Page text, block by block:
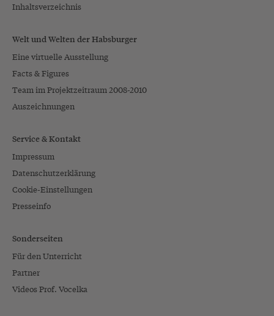
Inhaltsverzeichnis
Welt und Welten der Habsburger
Eine virtuelle Ausstellung
Facts & Figures
Team im Projektzeitraum 2008-2010
Auszeichnungen
Service & Kontakt
Impressum
Datenschutzerklärung
Cookie-Einstellungen
Presseinfo
Sonderseiten
Für den Unterricht
Partner
Videos Prof. Vocelka